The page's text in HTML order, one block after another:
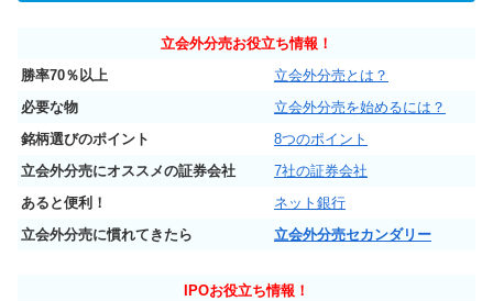
立会外分売お役立ち情報！
勝率70％以上
立会外分売とは？
必要な物
立会外分売を始めるには？
銘柄選びのポイント
8つのポイント
立会外分売にオススメの証券会社
7社の証券会社
あると便利！
ネット銀行
立会外分売に慣れてきたら
立会外分売セカンダリー
IPOお役立ち情報！